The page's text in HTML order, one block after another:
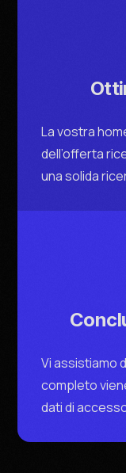
La vostra
dell’offerta
una solida
Vi assistiamo
completo
dati di